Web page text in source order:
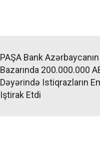
PAŞA Bank
Bazarında 200.000.000
Dəyərində Istiqrazların
Iştirak Etdi